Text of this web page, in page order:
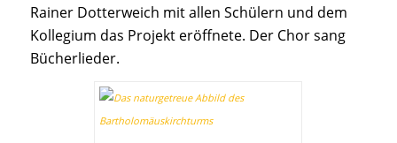
Rainer Dotterweich mit allen Schülern und dem
Kollegium das Projekt eröffnete. Der Chor sang
Bücherlieder.